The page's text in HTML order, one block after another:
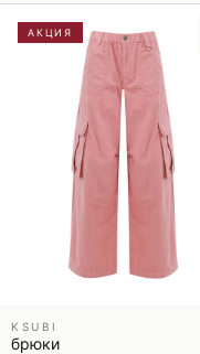
АКЦИЯ
KSUBI
брюки